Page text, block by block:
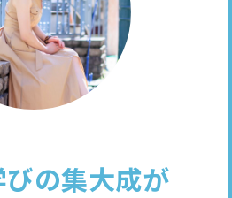
びの集大成が